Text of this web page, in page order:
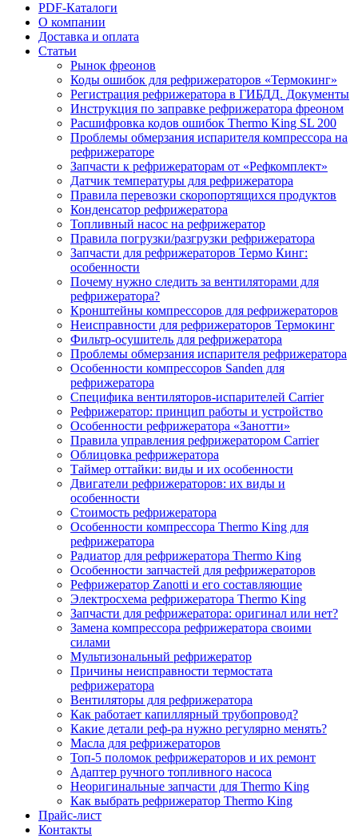
PDF-Каталоги
О компании
Доставка и оплата
Статьи
Рынок фреонов
Коды ошибок для рефрижераторов «Термокинг»
Регистрация рефрижератора в ГИБДД. Документы
Инструкция по заправке рефрижератора фреоном
Расшифровка кодов ошибок Thermo King SL 200
Проблемы обмерзания испарителя компрессора на
рефрижераторе
Запчасти к рефрижераторам от «Рефкомплект»
Датчик температуры для рефрижератора
Правила перевозки скоропортящихся продуктов
Конденсатор рефрижератора
Топливный насос на рефрижератор
Правила погрузки/разгрузки рефрижератора
Запчасти для рефрижераторов Термо Кинг:
особенности
Почему нужно следить за вентиляторами для
рефрижератора?
Кронштейны компрессоров для рефрижераторов
Неисправности для рефрижераторов Термокинг
Фильтр-осушитель для рефрижератора
Проблемы обмерзания испарителя рефрижератора
Особенности компрессоров Sanden для
рефрижератора
Специфика вентиляторов-испарителей Carrier
Рефрижератор: принцип работы и устройство
Особенности рефрижератора «Занотти»
Правила управления рефрижератором Carrier
Облицовка рефрижератора
Таймер оттайки: виды и их особенности
Двигатели рефрижераторов: их виды и
особенности
Стоимость рефрижератора
Особенности компрессора Thermo King для
рефрижератора
Радиатор для рефрижератора Thermo King
Особенности запчастей для рефрижераторов
Рефрижератор Zanotti и его составляющие
Электросхема рефрижератора Thermo King
Запчасти для рефрижератора: оригинал или нет?
Замена компрессора рефрижератора своими
силами
Мультизональный рефрижератор
Причины неисправности термостата
рефрижератора
Вентиляторы для рефрижератора
Как работает капиллярный трубопровод?
Какие детали реф-ра нужно регулярно менять?
Масла для рефрижераторов
Топ-5 поломок рефрижераторов и их ремонт
Адаптер ручного топливного насоса
Неоригинальные запчасти для Thermo King
Как выбрать рефрижератор Thermo King
Прайс-лист
Контакты